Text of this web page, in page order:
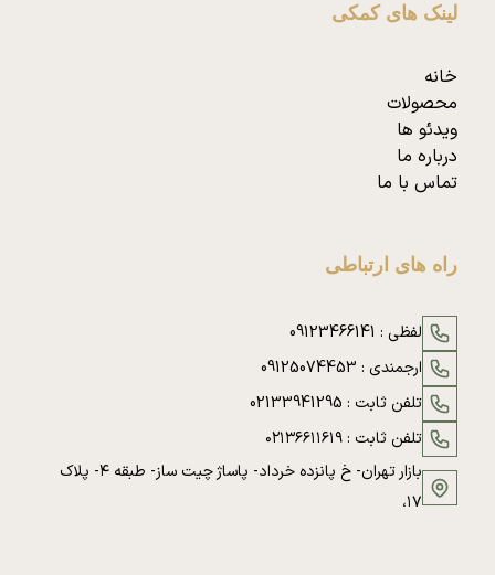
لینک های کمکی
خانه
محصولات
ویدئو ها
درباره ما
تماس با ما
راه های ارتباطی
لفظی : 09123466141
ارجمندی : 09125074453
تلفن ثابت : 02133941295
تلفن ثابت :۰۲۱۳۶۶۱۱۶۱۹
بازار تهران- خ پانزده خرداد- پاساژ چیت ساز- طبقه ۴- پلاک
۱۷،